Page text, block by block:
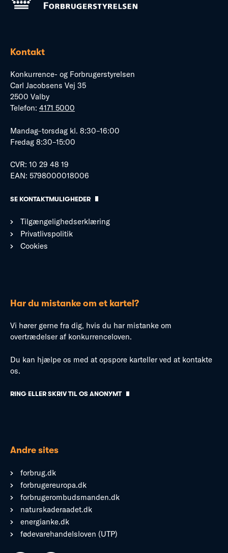
Kontakt
Konkurrence- og Forbrugerstyrelsen
Carl Jacobsens Vej 35
2500 Valby
Telefon: 4171 5000
Mandag–torsdag kl. 8:30–16:00
Fredag 8:30–15:00
CVR: 10 29 48 19
EAN: 5798000018006
SE KONTAKTMULIGHEDER
Tilgængelighedserklæring
Privatlivspolitik
Cookies
Har du mistanke om et kartel?
Vi hører gerne fra dig, hvis du har mistanke om
overtrædelser af konkurrenceloven.
Du kan hjælpe os med at opspore karteller ved at kontakte
os.
RING ELLER SKRIV TIL OS ANONYMT
Andre sites
forbrug.dk
forbrugereuropa.dk
forbrugerombudsmanden.dk
naturskaderaadet.dk
energianke.dk
fødevarehandelsloven (UTP)